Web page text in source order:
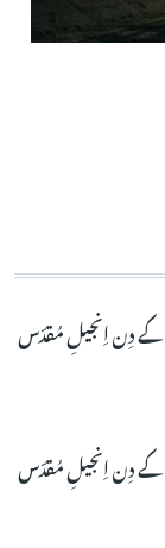
آج مورخہ 8 اگست 2026 کے دِن اِنجیلِ مُقدّس
آج مورخہ 6 اگست 2026 کے دِن اِنجیلِ مُقدّس